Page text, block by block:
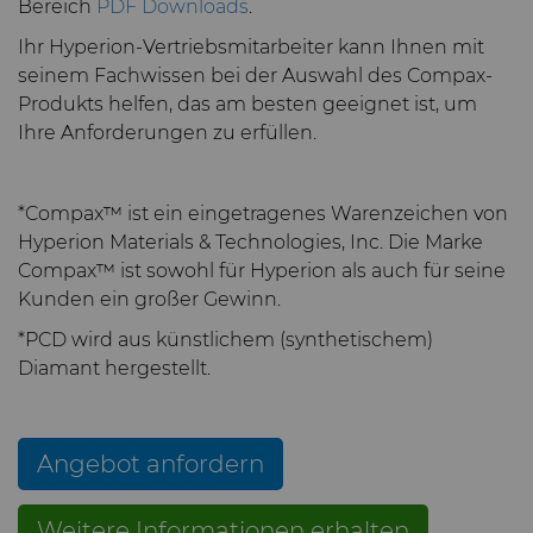
Bondingwerkzeuge
Motor und Getriebe
Allgemeine
Spritzgusswerkzeuge
Medizin
Hartmetall-
Präzisionsmesswerkzeuge
Grobe oder OD-
geschliffene Spitzen aus
Hartmetall
Stanzformrohlinge
DuraNib™ Hartmetall-
Spitzen
Versimax™
Drahtziehqualität
Bereich PDF Downloads.
Ihr Hyperion-Vertriebsmitarbeiter kann Ihnen mit
seinem Fachwissen bei der Auswahl des Compax-
Produkts helfen, das am besten geeignet ist, um
Ihre Anforderungen zu erfüllen.
*Compax™ ist ein eingetragenes Warenzeichen von
Hyperion Materials & Technologies, Inc. Die Marke
Compax™ ist sowohl für Hyperion als auch für seine
Kunden ein großer Gewinn.
*PCD wird aus künstlichem (synthetischem)
Diamant hergestellt.
Angebot anfordern